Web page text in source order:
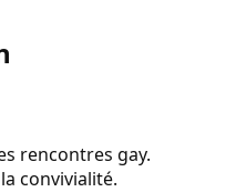
rencontres gay.
convivialité.